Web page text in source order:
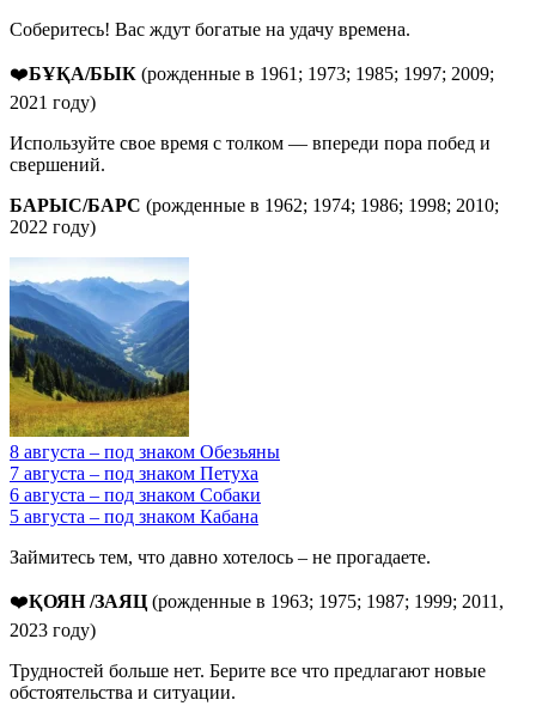
Соберитесь! Вас ждут богатые на удачу времена.
❤️БҰҚА/БЫК (рожденные в 1961; 1973; 1985; 1997; 2009;
2021 году)
Используйте свое время с толком — впереди пора побед и
свершений.
БАРЫС/БАРС (рожденные в 1962; 1974; 1986; 1998; 2010;
2022 году)
8 августа – под знаком Обезьяны
7 августа – под знаком Петуха
6 августа – под знаком Собаки
5 августа – под знаком Кабана
Займитесь тем, что давно хотелось – не прогадаете.
❤️ҚОЯН /ЗАЯЦ (рожденные в 1963; 1975; 1987; 1999; 2011,
2023 году)
Трудностей больше нет. Берите все что предлагают новые
обстоятельства и ситуации.